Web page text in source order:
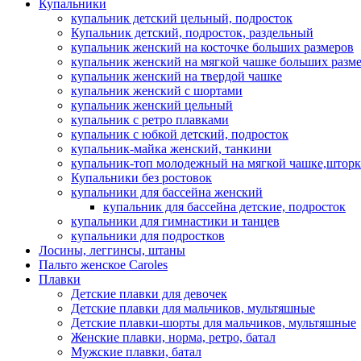
Купальники
купальник детский цельный, подросток
Купальник детский, подросток, раздельный
купальник женский на косточке больших размеров
купальник женский на мягкой чашке больших
купальник женский на твердой чашке
купальник женский с шортами
купальник женский цельный
купальник с ретро плавками
купальник с юбкой детский, подросток
купальник-майка женский, танкини
купальник-топ молодежный на мягкой
Купальники без ростовок
купальники для бассейна женский
купальник для бассейна детские, подросток
купальники для гимнастики и танцев
купальники для подростков
Лосины, леггинсы, штаны
Пальто женское Caroles
Плавки
Детские плавки для девочек
Детские плавки для мальчиков, мультяшные
Детские плавки-шорты для мальчиков, мультяшные
Женские плавки, норма, ретро, батал
Мужские плавки, батал